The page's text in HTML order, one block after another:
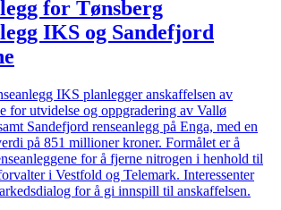
for Tønsberg
IKS og Sandefjord
IKS planlegger anskaffelsen av
for utvidelse og oppgradering av Vallø
Sandefjord renseanlegg på Enga, med en
på 851 millioner kroner. Formålet er å
for å fjerne nitrogen i henhold til
i Vestfold og Telemark. Interessenter
for å gi innspill til anskaffelsen.